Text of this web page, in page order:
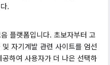
.
플랫폼입니다. 초보자부터 고
자기계발 관련 사이트를 엄선
하여 사용자가 더 나은 선택하